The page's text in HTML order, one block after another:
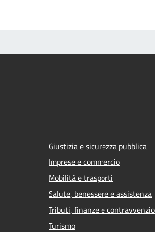
Giustizia e sicurezza pubblica
Imprese e commercio
Mobilità e trasporti
Salute, benessere e assistenza
Tributi, finanze e
Turismo